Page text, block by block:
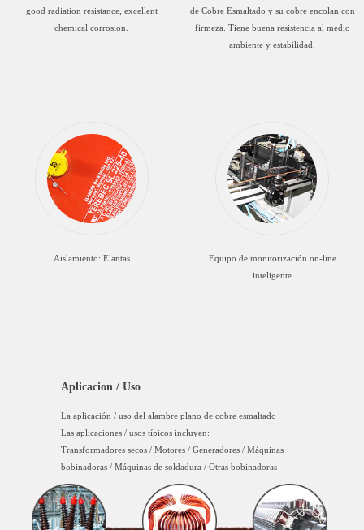
good radiation resistance, excellent
chemical corrosion.
de Cobre Esmaltado y su cobre encolan con
firmeza. Tiene buena resistencia al medio
ambiente y estabilidad.
Aislamiento: Elantas
Equipo de monitorización on-line
inteligente
Aplicacion / Uso
La aplicación / uso del alambre plano de cobre esmaltado
Las aplicaciones / usos típicos incluyen:
Transformadores secos / Motores / Generadores / Máquinas
bobinadoras / Máquinas de soldadura / Otras bobinadoras